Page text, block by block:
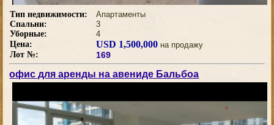
Тип недвижимости:
Апартаменты
Спальни:
3
Уборные:
4
Цена:
USD 1,500,000 на продажу
Лот №:
169
офис для аренды на авениде Бальбоа